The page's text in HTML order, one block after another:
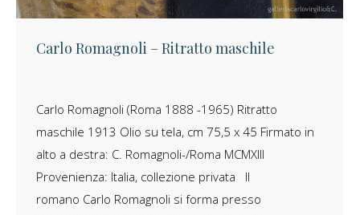
Carlo Romagnoli – Ritratto maschile
Carlo Romagnoli (Roma 1888 -1965) Ritratto
maschile 1913 Olio su tela, cm 75,5 x 45 Firmato in
alto a destra: C. Romagnoli-/Roma MCMXIII
Provenienza: Italia, collezione privata Il
romano Carlo Romagnoli si forma presso